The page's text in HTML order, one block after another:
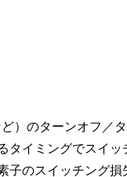
）のターンオフ／
タイミングでスイ
のスイッチング